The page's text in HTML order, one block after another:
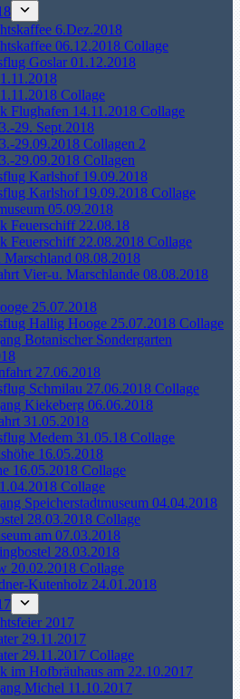
6.Dez.2018
06.12.2018 Collage
Goslar 01.12.2018
Collage
Flughafen 14.11.2018 Collage
29. Sept.2018
29.09.2018 Collagen 2
29.09.2018 Collagen
Karlshof 19.09.2018
Karlshof 19.09.2018 Collage
05.09.2018
Feuerschiff 22.08.18
Feuerschiff 22.08.2018 Collage
08.08.2018
Vier-u. Marschlande 08.08.2018
25.07.2018
Hallig Hooge 25.07.2018 Collage
Botanischer Sondergarten
27.06.2018
Schmilau 27.06.2018 Collage
Kiekeberg 06.06.2018
31.05.2018
Medem 31.05.18 Collage
16.05.2018
16.05.2018 Collage
Collage
Speicherstadtmuseum 04.04.2018
28.03.2018 Collage
am 07.03.2018
28.03.2018
20.02.2018 Collage
Kutenholz 24.01.2018
2017
29.11.2017
29.11.2017 Collage
im Hofbräuhaus am 22.10.2017
Michel 11.10.2017